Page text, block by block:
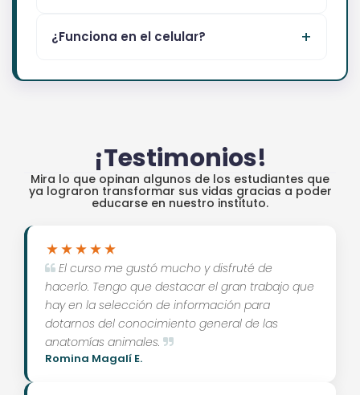
¿Funciona en el celular?
¡Testimonios!
Mira lo que opinan algunos de los estudiantes que
ya lograron transformar sus vidas gracias a poder
educarse en nuestro instituto.
El curso me gustó mucho y disfruté de
hacerlo. Tengo que destacar el gran trabajo que
hay en la selección de información para
dotarnos del conocimiento general de las
anatomías animales.
Romina Magalí E.